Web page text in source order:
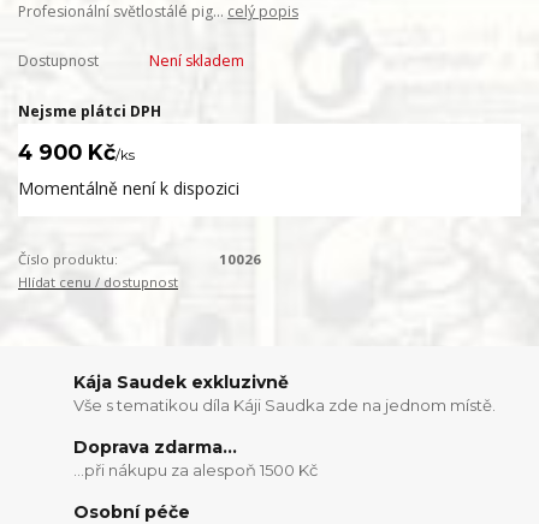
Profesionální světlostálé pig... celý popis
Dostupnost Není skladem
Nejsme plátci DPH
4 900 Kč/ks
Momentálně není k dispozici
Číslo produktu:
10026
Hlídat cenu / dostupnost
Kája Saudek exkluzivně
Vše s tematikou díla Káji Saudka zde na jednom místě.
Doprava zdarma...
...při nákupu za alespoň 1500 Kč
Osobní péče